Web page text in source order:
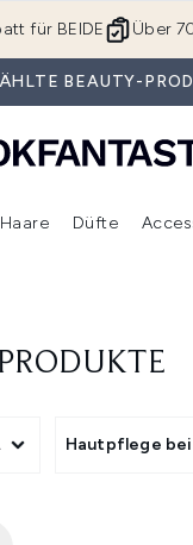
Zum Hauptinhalt
Über
für BEIDE
BEAUTY-
(Beauty Box) Untermenü Anmelden (Make-Up)
Haare Düfte
Hautpflege bei